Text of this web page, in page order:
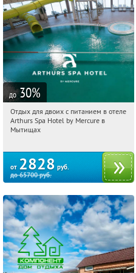
до 30%
22:54:51
Купи первым!
Московская обл., г. Мытищи, д.
Отдых для двоих с питанием в отеле
Arthurs Spa Hotel by Mercure в
Мытищах
от 2828 руб.
до65700руб.